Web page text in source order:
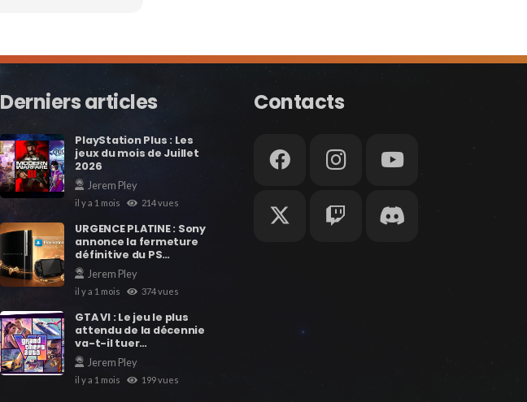
Derniers articles
PlayStation Plus : Les
jeux du mois de Juillet
2026
Jerem Pley
il y a 1 mois 214vues
URGENCE PLATINE : Sony
annonce la fermeture
définitive du PS…
Jerem Pley
il y a 1 mois 374vues
GTA VI : Le jeu le plus
attendu de la décennie
va-t-il tuer…
Jerem Pley
il y a 1 mois 199vues
Contacts